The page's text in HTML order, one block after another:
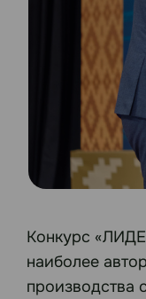
Конкурс
наиболее
производства